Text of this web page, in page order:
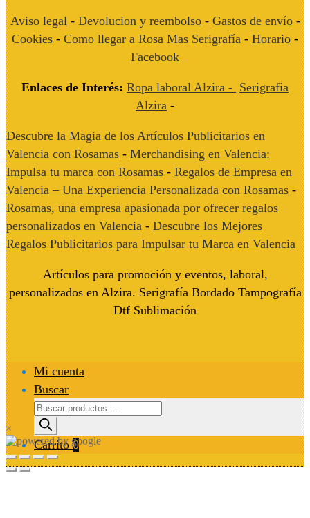
Aviso legal- Devolucion y reembolso- Gastos de envío-
Cookies - Como llegar a Rosa Mas Serigrafía - Horario -
Facebook
Enlaces de Interés: Ropa laboral Alzira - Serigrafia
Alzira -
Descubre la Magia de los Artículos Publicitarios en
Valencia con Rosamas - Merchandising en Valencia:
Impulsa tu marca con Rosamas - Regalos de Empresa en
Valencia – Una Experiencia Personalizada con Rosamas -
Rosamas, una empresa apasionada por ofrecer regalos
personalizados en Valencia - Descubre los Mejores
Regalos Publicitarios para Impulsar tu Marca en Valencia
Artículos para promoción y eventos, laboral,
personalizados en Alzira. Serigrafía Bordado Tampografía
Dtf Sublimación
Mi cuenta
Buscar
Búsqueda
de
productos
Carrito0
×